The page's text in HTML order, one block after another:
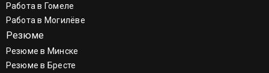
Работа в Гомеле
Работа в Могилёве
Резюме
Резюме в Минске
Резюме в Бресте